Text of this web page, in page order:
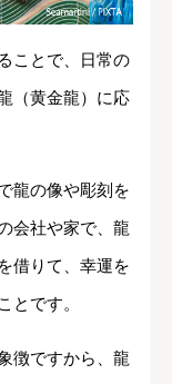
ことで、日常の
（黄金龍）に応
龍の像や彫刻を
会社や家で、龍
借りて、幸運を
とです。
徴ですから、龍